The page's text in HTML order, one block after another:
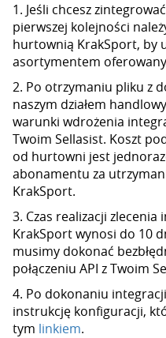
1. Jeśli chcesz
pierwszej kolejności
hurtownią KrakSport, by
asortymentem
2. Po otrzymaniu pliku z
naszym działem
warunki wdrożenia
Twoim Sellasist. Koszt
od hurtowni jest
abonamentu za
KrakSport.
3. Czas realizacji
KrakSport wynosi do 10
musimy dokonać
połączeniu API z Twoim
4. Po dokonaniu
instrukcję konfiguracji,
tym linkiem.